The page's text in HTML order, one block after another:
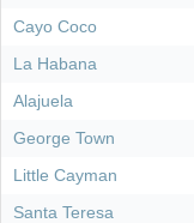
Cayo Coco
La Habana
Alajuela
George Town
Little Cayman
Santa Teresa